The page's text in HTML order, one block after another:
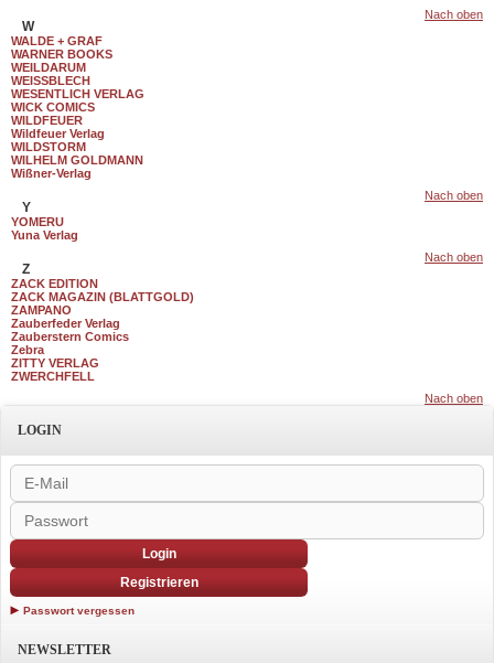
Nach oben
W
WALDE + GRAF
WARNER BOOKS
WEILDARUM
WEISSBLECH
WESENTLICH VERLAG
WICK COMICS
WILDFEUER
Wildfeuer Verlag
WILDSTORM
WILHELM GOLDMANN
Wißner-Verlag
Nach oben
Y
YOMERU
Yuna Verlag
Nach oben
Z
ZACK EDITION
ZACK MAGAZIN (BLATTGOLD)
ZAMPANO
Zauberfeder Verlag
Zauberstern Comics
Zebra
ZITTY VERLAG
ZWERCHFELL
Nach oben
LOGIN
Login
Registrieren
Passwort vergessen
NEWSLETTER